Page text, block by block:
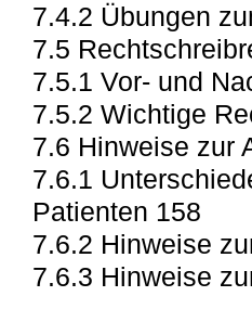
7.4.2 Übungen
7.5
7.5.1 Vor- und
7.5.2 Wichtige
7.6 Hinweise zur
7.6.1
Patienten 158
7.6.2 Hinweise
7.6.3 Hinweise